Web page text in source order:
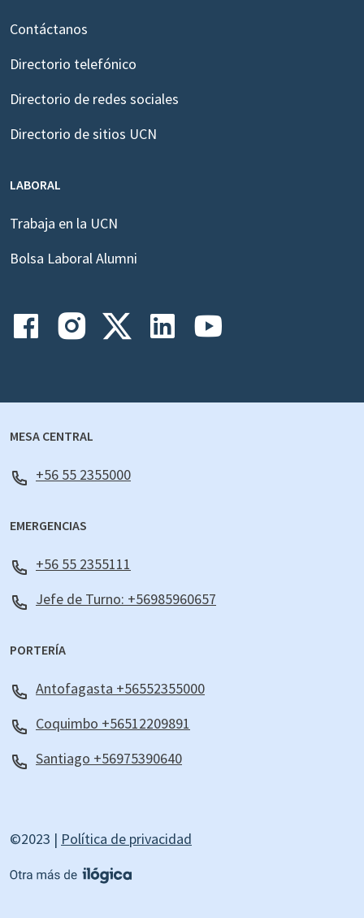
Contáctanos
Directorio telefónico
Directorio de redes sociales
Directorio de sitios UCN
LABORAL
Trabaja en la UCN
Bolsa Laboral Alumni
MESA CENTRAL
+56 55 2355000
EMERGENCIAS
+56 55 2355111
Jefe de Turno: +56985960657
PORTERÍA
Antofagasta +56552355000
Coquimbo +56512209891
Santiago +56975390640
©2023 | Política de privacidad